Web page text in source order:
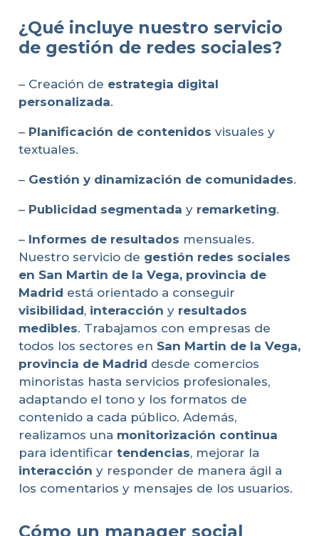
¿Qué incluye nuestro servicio
de gestión de redes sociales?
– Creación de estrategia digital
personalizada.
– Planificación de contenidos visuales y
textuales.
– Gestión y dinamización de comunidades.
– Publicidad segmentada y remarketing.
– Informes de resultados mensuales.
Nuestro servicio de gestión redes sociales
en San Martin de la Vega, provincia de
Madrid está orientado a conseguir
visibilidad, interacción y resultados
medibles. Trabajamos con empresas de
todos los sectores en San Martin de la Vega,
provincia de Madrid desde comercios
minoristas hasta servicios profesionales,
adaptando el tono y los formatos de
contenido a cada público. Además,
realizamos una monitorización continua
para identificar tendencias, mejorar la
interacción y responder de manera ágil a
los comentarios y mensajes de los usuarios.
Cómo un manager social